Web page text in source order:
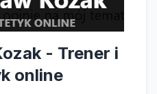
- Trener i
online